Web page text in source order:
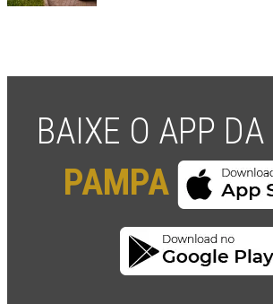
BAIXE O APP DA
PAMPA